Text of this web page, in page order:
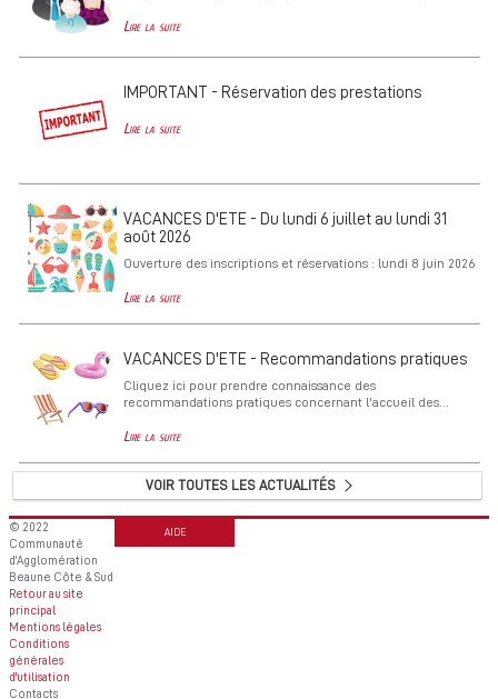
Lire la suite
IMPORTANT - Réservation des prestations
Lire la suite
VACANCES D'ETE - Du lundi 6 juillet au lundi 31
août 2026
Ouverture des inscriptions et réservations : lundi 8 juin 2026
Lire la suite
VACANCES D'ETE - Recommandations pratiques
Cliquez ici pour prendre connaissance des
recommandations pratiques concernant l'accueil des...
Lire la suite
VOIR TOUTES LES ACTUALITÉS
© 2022
Communauté
d'Agglomération
Beaune Côte & Sud
Retour au site
principal
Mentions légales
Conditions
générales
d'utilisation
Contacts
AIDE